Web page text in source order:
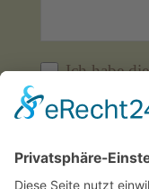
Ich habe
Kenntnis
meine
gespeichert